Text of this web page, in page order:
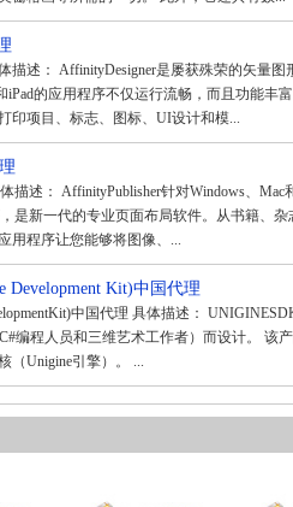
描述： AffinityDesigner是屡获殊荣的矢量
iPad的应用程序不仅运行流畅，而且功能丰
印项目、标志、图标、UI设计和模...
描述： AffinityPublisher针对Windows、
是新一代的专业页面布局软件。从书籍、
用程序让您能够将图像、...
Development Kit)中国代理
中国代理 具体描述：
编程人员和三维艺术工作者）而设计。 该
（Unigine引擎）。 ...